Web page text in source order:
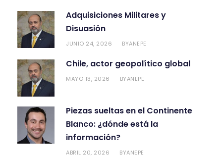
Adquisiciones Militares y
Disuasión
JUNIO 24, 2026 BYANEPE
Chile, actor geopolítico global
MAYO 13, 2026 BYANEPE
Piezas sueltas en el Continente
Blanco: ¿dónde está la
información?
ABRIL 20, 2026 BYANEPE